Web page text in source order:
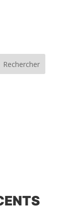
Rechercher